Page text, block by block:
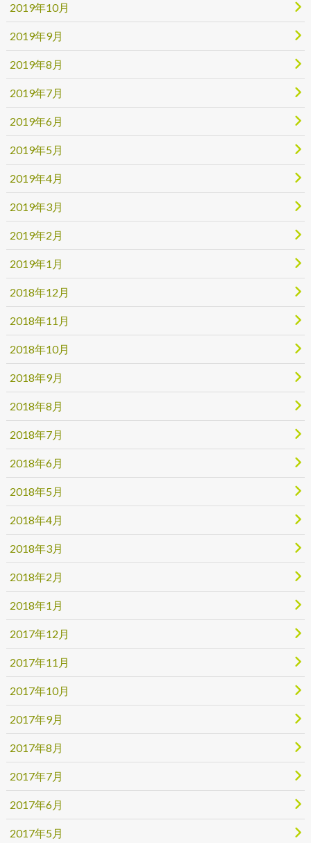
2019年10月
2019年9月
2019年8月
2019年7月
2019年6月
2019年5月
2019年4月
2019年3月
2019年2月
2019年1月
2018年12月
2018年11月
2018年10月
2018年9月
2018年8月
2018年7月
2018年6月
2018年5月
2018年4月
2018年3月
2018年2月
2018年1月
2017年12月
2017年11月
2017年10月
2017年9月
2017年8月
2017年7月
2017年6月
2017年5月